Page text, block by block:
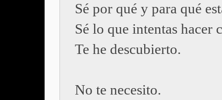
Sé por qué y para qué
Sé lo que intentas hacer
Te he descubierto.
No te necesito.